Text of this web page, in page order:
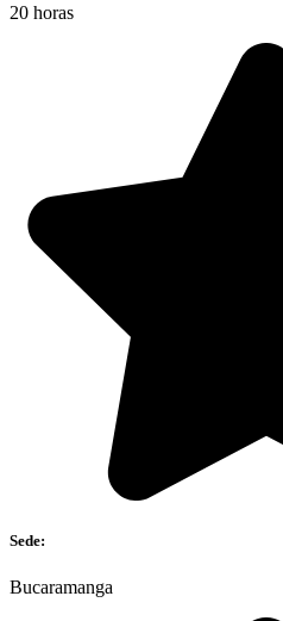
20 horas
Sede:
Bucaramanga